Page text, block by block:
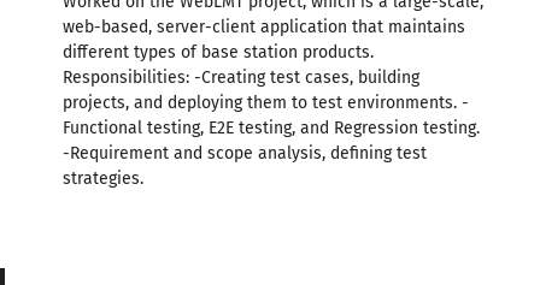
web-based, server-client application that maintains
different types of base station products.
Responsibilities: -Creating test cases, building
projects, and deploying them to test environments. -
Functional testing, E2E testing, and Regression testing.
-Requirement and scope analysis, defining test
strategies.